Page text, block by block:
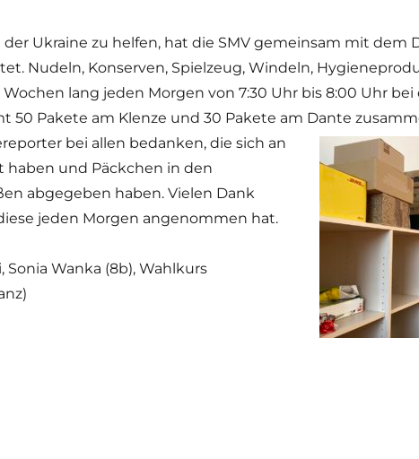
Ukraine zu helfen, hat die SMV gemeinsam mit dem
Nudeln, Konserven, Spielzeug, Windeln,
lang jeden Morgen von 7:30 Uhr bis 8:00 Uhr bei
50 Pakete am Klenze und 30 Pakete am Dante
bei allen bedanken, die sich an
haben und Päckchen in den
abgegeben haben. Vielen Dank
jeden Morgen angenommen hat.
Sonia Wanka (8b), Wahlkurs